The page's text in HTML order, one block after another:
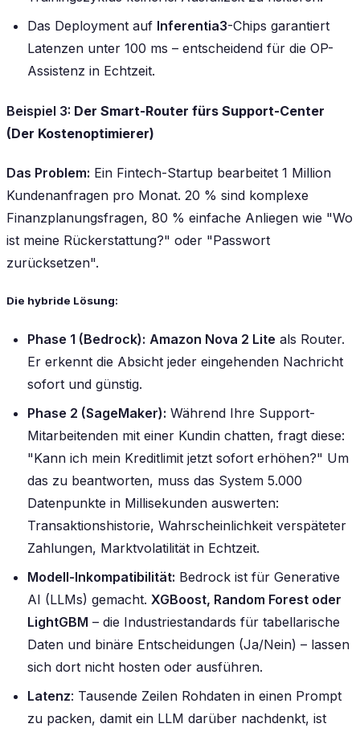
Das Deployment auf Inferentia3-Chips garantiert
Latenzen unter 100 ms – entscheidend für die OP-
Assistenz in Echtzeit.
Beispiel 3: Der Smart-Router fürs Support-Center
(Der Kostenoptimierer)
Das Problem: Ein Fintech-Startup bearbeitet 1 Million
Kundenanfragen pro Monat. 20 % sind komplexe
Finanzplanungsfragen, 80 % einfache Anliegen wie "Wo
ist meine Rückerstattung?" oder "Passwort
zurücksetzen".
Die hybride Lösung:
Phase 1 (Bedrock): Amazon Nova 2 Lite als Router.
Er erkennt die Absicht jeder eingehenden Nachricht
sofort und günstig.
Phase 2 (SageMaker): Während Ihre Support-
Mitarbeitenden mit einer Kundin chatten, fragt diese:
"Kann ich mein Kreditlimit jetzt sofort erhöhen?" Um
das zu beantworten, muss das System 5.000
Datenpunkte in Millisekunden auswerten:
Transaktionshistorie, Wahrscheinlichkeit verspäteter
Zahlungen, Marktvolatilität in Echtzeit.
Modell-Inkompatibilität: Bedrock ist für Generative
AI (LLMs) gemacht. XGBoost, Random Forest oder
LightGBM – die Industriestandards für tabellarische
Daten und binäre Entscheidungen (Ja/Nein) – lassen
sich dort nicht hosten oder ausführen.
Latenz: Tausende Zeilen Rohdaten in einen Prompt
zu packen, damit ein LLM darüber nachdenkt, ist